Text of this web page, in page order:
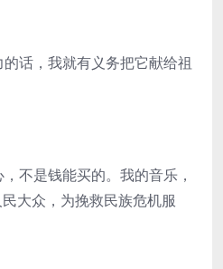
话，我就有义务把它献给祖
不是钱能买的。我的音乐，
大众，为挽救民族危机服